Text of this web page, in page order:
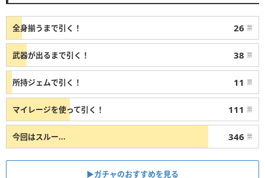
全身揃うまで引く！ 26 票
武器が出るまで引く！ 38 票
所持ジェムで引く！ 11 票
マイレージを使って引く！ 111 票
今回はスルー... 346 票
▶︎ガチャのおすすめを見る